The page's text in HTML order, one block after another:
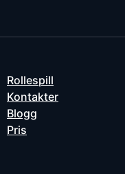
Rollespill
Kontakter
Blogg
Pris